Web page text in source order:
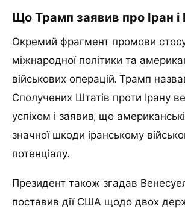
Що Трамп заявив про Іран і
Окремий фрагмент промови
міжнародної політики та
військових операцій. Трамп
Сполучених Штатів проти Ірану
успіхом і заявив, що
значної шкоди іранському
потенціалу.
Президент також згадав
поставив дії США щодо двох